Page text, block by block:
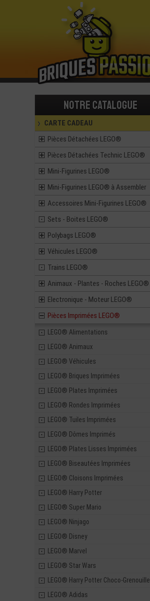
Notre catalogue
CARTE CADEAU
Pièces Détachées LEGO®
Pièces Détachées Technic LEGO®
Mini-Figurines LEGO®
Mini-Figurines LEGO® à Assembler
Accessoires Mini-Figurines LEGO®
Sets - Boites LEGO®
Polybags LEGO®
Véhicules LEGO®
Trains LEGO®
Animaux - Plantes - Roches LEGO®
Electronique - Moteur LEGO®
Pièces Imprimées LEGO®
LEGO® Alimentations
LEGO® Animaux
LEGO® Véhicules
LEGO® Briques Imprimées
LEGO® Plates Imprimées
LEGO® Rondes Imprimées
LEGO® Tuiles Imprimées
LEGO® Dômes Imprimés
LEGO® Plates Lisses Imprimées
LEGO® Biseautées Imprimées
LEGO® Cloisons Imprimées
LEGO® Harry Potter
LEGO® Super Mario
LEGO® Ninjago
LEGO® Disney
LEGO® Marvel
LEGO® Star Wars
LEGO® Harry Potter Choco-Grenouille
LEGO® Adidas